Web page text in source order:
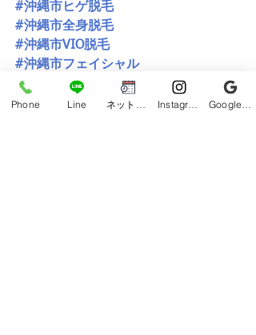
#沖縄市ヒゲ脱毛
#沖縄市全身脱毛
#沖縄市VIO脱毛
#沖縄市フェイシャル
#沖縄市毛穴洗浄
#沖縄市育毛
Phone Line